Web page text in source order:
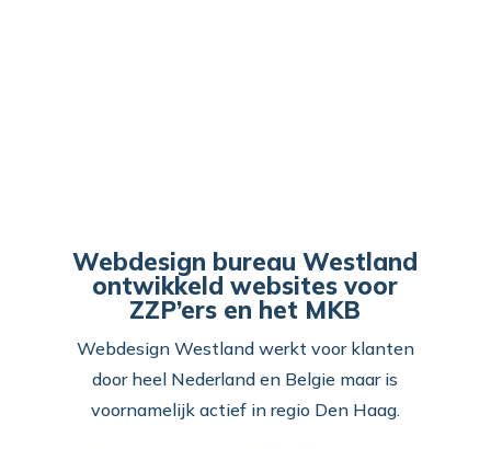
Webdesign bureau Westland
ontwikkeld websites voor
ZZP’ers en het MKB
Webdesign Westland werkt voor klanten
door heel Nederland en Belgie maar is
voornamelijk actief in regio Den Haag.